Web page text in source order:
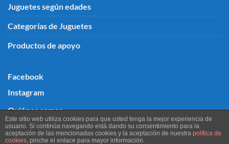
Juguetes según edades
Categorías de Juguetes
Productos de apoyo
Facebook
Instagram
Quiénes somos
Este sitio web utiliza cookies para que usted tenga la mejor experiencia de
usuario. Si continúa navegando está dando su consentimiento para la
aceptación de las mencionadas cookies y la aceptación de nuestra política de
cookies, pinche el enlace para mayor información.